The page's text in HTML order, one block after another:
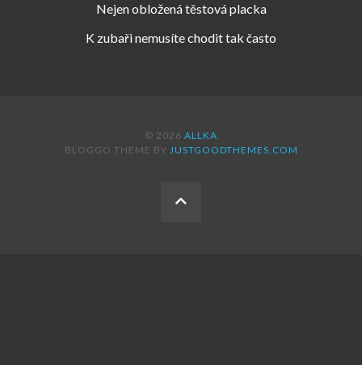
Nejen obložená těstová placka
K zubaři nemusíte chodit tak často
© 2026 ALLKA
BLOGGO THEME BY JUSTGOODTHEMES.COM
BACK